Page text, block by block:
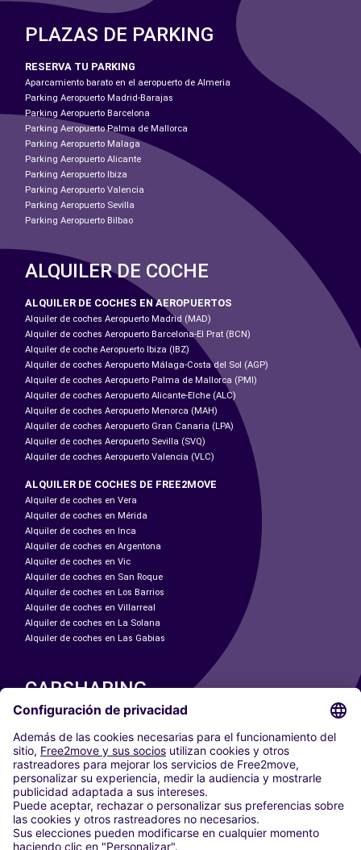
PLAZAS DE PARKING
RESERVA TU PARKING
Aparcamiento barato en el aeropuerto de Almeria
Parking Aeropuerto Madrid-Barajas
Parking Aeropuerto Barcelona
Parking Aeropuerto Palma de Mallorca
Parking Aeropuerto Malaga
Parking Aeropuerto Alicante
Parking Aeropuerto Ibiza
Parking Aeropuerto Valencia
Parking Aeropuerto Sevilla
Parking Aeropuerto Bilbao
ALQUILER DE COCHE
ALQUILER DE COCHES EN AEROPUERTOS
Alquiler de coches Aeropuerto Madrid (MAD)
Alquiler de coches Aeropuerto Barcelona-El Prat (BCN)
Alquiler de coche Aeropuerto Ibiza (IBZ)
Alquiler de coches Aeropuerto Málaga-Costa del Sol (AGP)
Alquiler de coches Aeropuerto Palma de Mallorca (PMI)
Alquiler de coches Aeropuerto Alicante-Elche (ALC)
Alquiler de coches Aeropuerto Menorca (MAH)
Alquiler de coches Aeropuerto Gran Canaria (LPA)
Alquiler de coches Aeropuerto Sevilla (SVQ)
Alquiler de coches Aeropuerto Valencia (VLC)
ALQUILER DE COCHES DE FREE2MOVE
Alquiler de coches en Vera
Alquiler de coches en Mérida
Alquiler de coches en Inca
Alquiler de coches en Argentona
Alquiler de coches en Vic
Alquiler de coches en San Roque
Alquiler de coches en Los Barrios
Alquiler de coches en Villarreal
Alquiler de coches en La Solana
Alquiler de coches en Las Gabias
CARSHARING
NUESTRAS CIUDADES
Paris
Madrid
Washington DC
Milán
Roma
Turín
Viena
Berlín